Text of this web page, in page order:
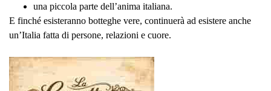
una piccola parte dell’anima italiana.
E finché esisteranno botteghe vere, continuerà ad esistere anche
un’Italia fatta di persone, relazioni e cuore.